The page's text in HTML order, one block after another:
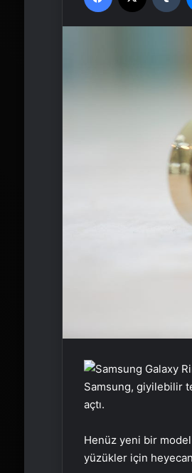
Samsung, giyilebilir
açtı.
Henüz yeni bir
yüzükler için